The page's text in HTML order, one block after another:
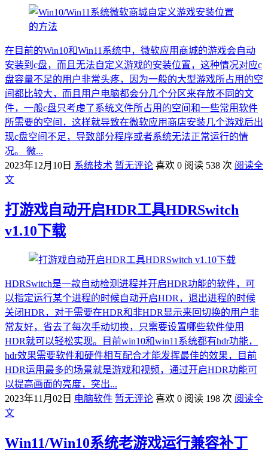
在目前的Win10和Win11系统中，微软应用商城的游戏会自动
安装到c盘，而且无法自定义游戏的安装位置，这种情况对应c
盘容量不足的用户非常头疼，因为一般的大型游戏所占用的空
间都比较大，而且用户电脑都会分几个分区来存放不同的文
件，一般c盘只考虑了系统文件所占用的空间和一些常用软件
所需要的空间，这样就导致在微软应用商店安装几个游戏后出
现c盘空间不足，导致部分程序或者系统无法正常运行的情
况。 微...
2023年12月10日 系统技术 暂无评论 喜欢 0 阅读 538 次 阅读全
文
打游戏自动开启HDR工具HDRSwitch
v1.10下载
HDRSwitch是一款自动检测进程并开启HDR功能的软件，可
以指定运行某个进程的时候自动开启HDR，退出进程的时候
关闭HDR，对于需要在HDR和非HDR显示来回切换的用户非
常友好，省去了每次手动切换，只需要设置哪些软件使用
HDR就可以轻松实现。目前win10和win11系统都有hdr功能，
hdr效果需要软件和硬件相互配合才能发挥最佳的效果，目前
HDR运用最多的场景就是游戏和视频，通过开启HDR功能可
以提高画面的亮度，突出...
2023年11月02日 电脑软件 暂无评论 喜欢 0 阅读 198 次 阅读全
文
Win11/Win10系统老游戏运行兼容补丁